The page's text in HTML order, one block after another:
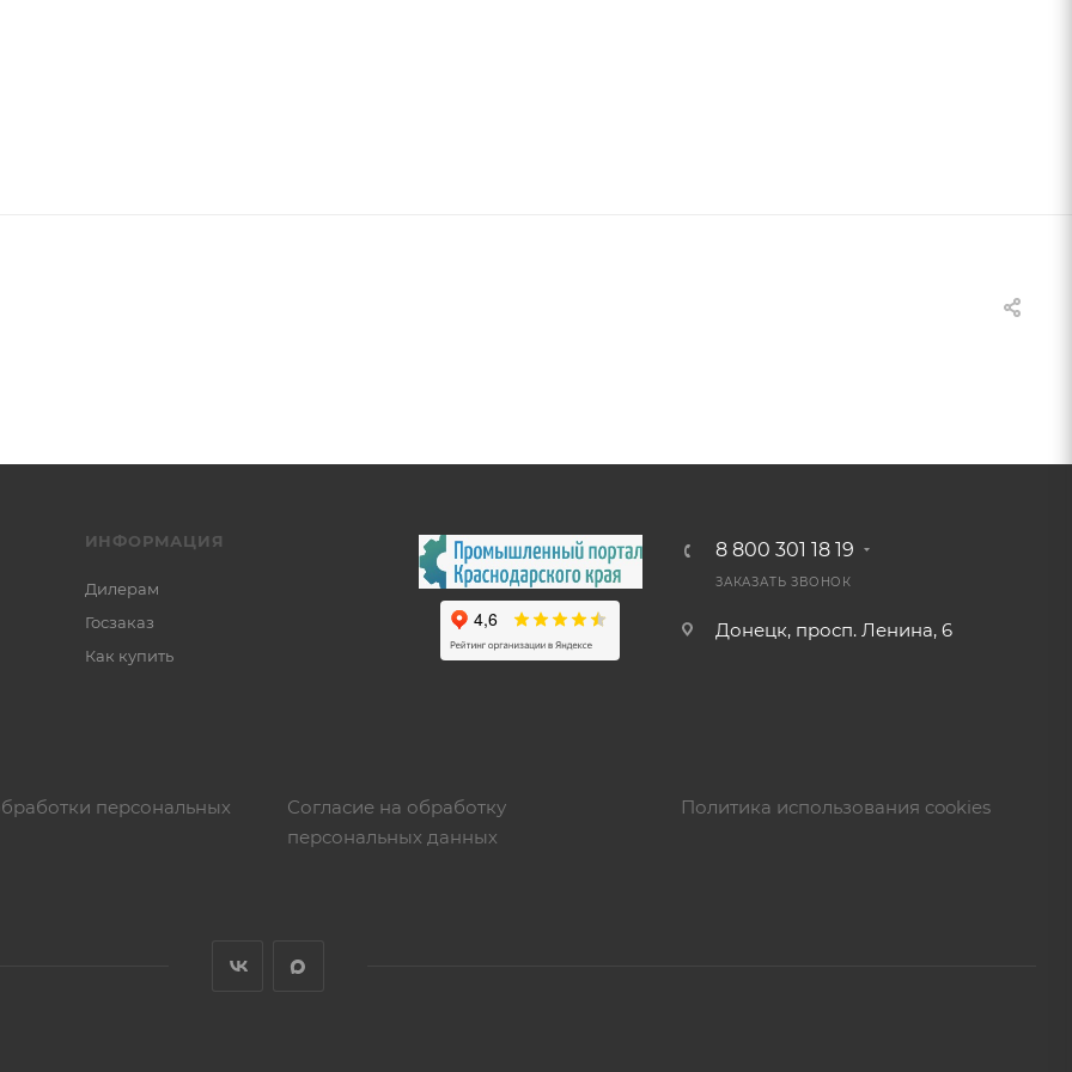
ИНФОРМАЦИЯ
Дилерам
Госзаказ
Как купить
8 800 301 18 19
ЗАКАЗАТЬ ЗВОНОК
Донецк, просп. Ленина, 6
персональных
Согласие на обработку
персональных данных
Политика использования cookies